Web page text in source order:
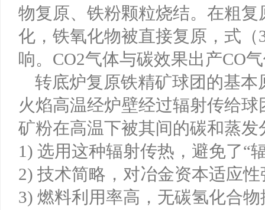
物复原、铁粉颗粒烧结。在粗
化，铁氧化物被直接复原，式
响。CO2气体与碳效果出产CO
转底炉复原铁精矿球团的基本
火焰高温经炉壁经过辐射传给
矿粉在高温下被其间的碳和蒸
1) 选用这种辐射传热，避免了“
2) 技术简略，对冶金资本适应
3) 燃料利用率高，无碳氢化合